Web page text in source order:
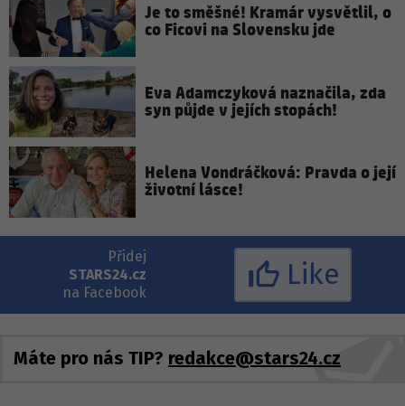
Je to směšné! Kramár vysvětlil, o
co Ficovi na Slovensku jde
Eva Adamczyková naznačila, zda
syn půjde v jejích stopách!
Helena Vondráčková: Pravda o její
životní lásce!
Přidej
STARS24.cz
na Facebook
Like
Máte pro nás TIP? redakce@stars24.cz